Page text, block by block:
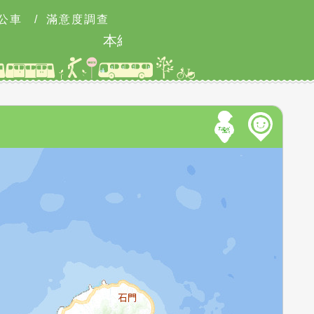
車 / 滿意度調查
本網站8月9日9時至18時可能有網